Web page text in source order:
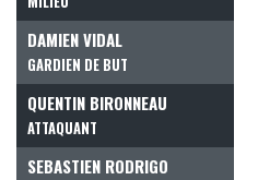
DAMIEN VIDAL
GARDIEN DE BUT
QUENTIN BIRONNEAU
ATTAQUANT
SEBASTIEN RODRIGO